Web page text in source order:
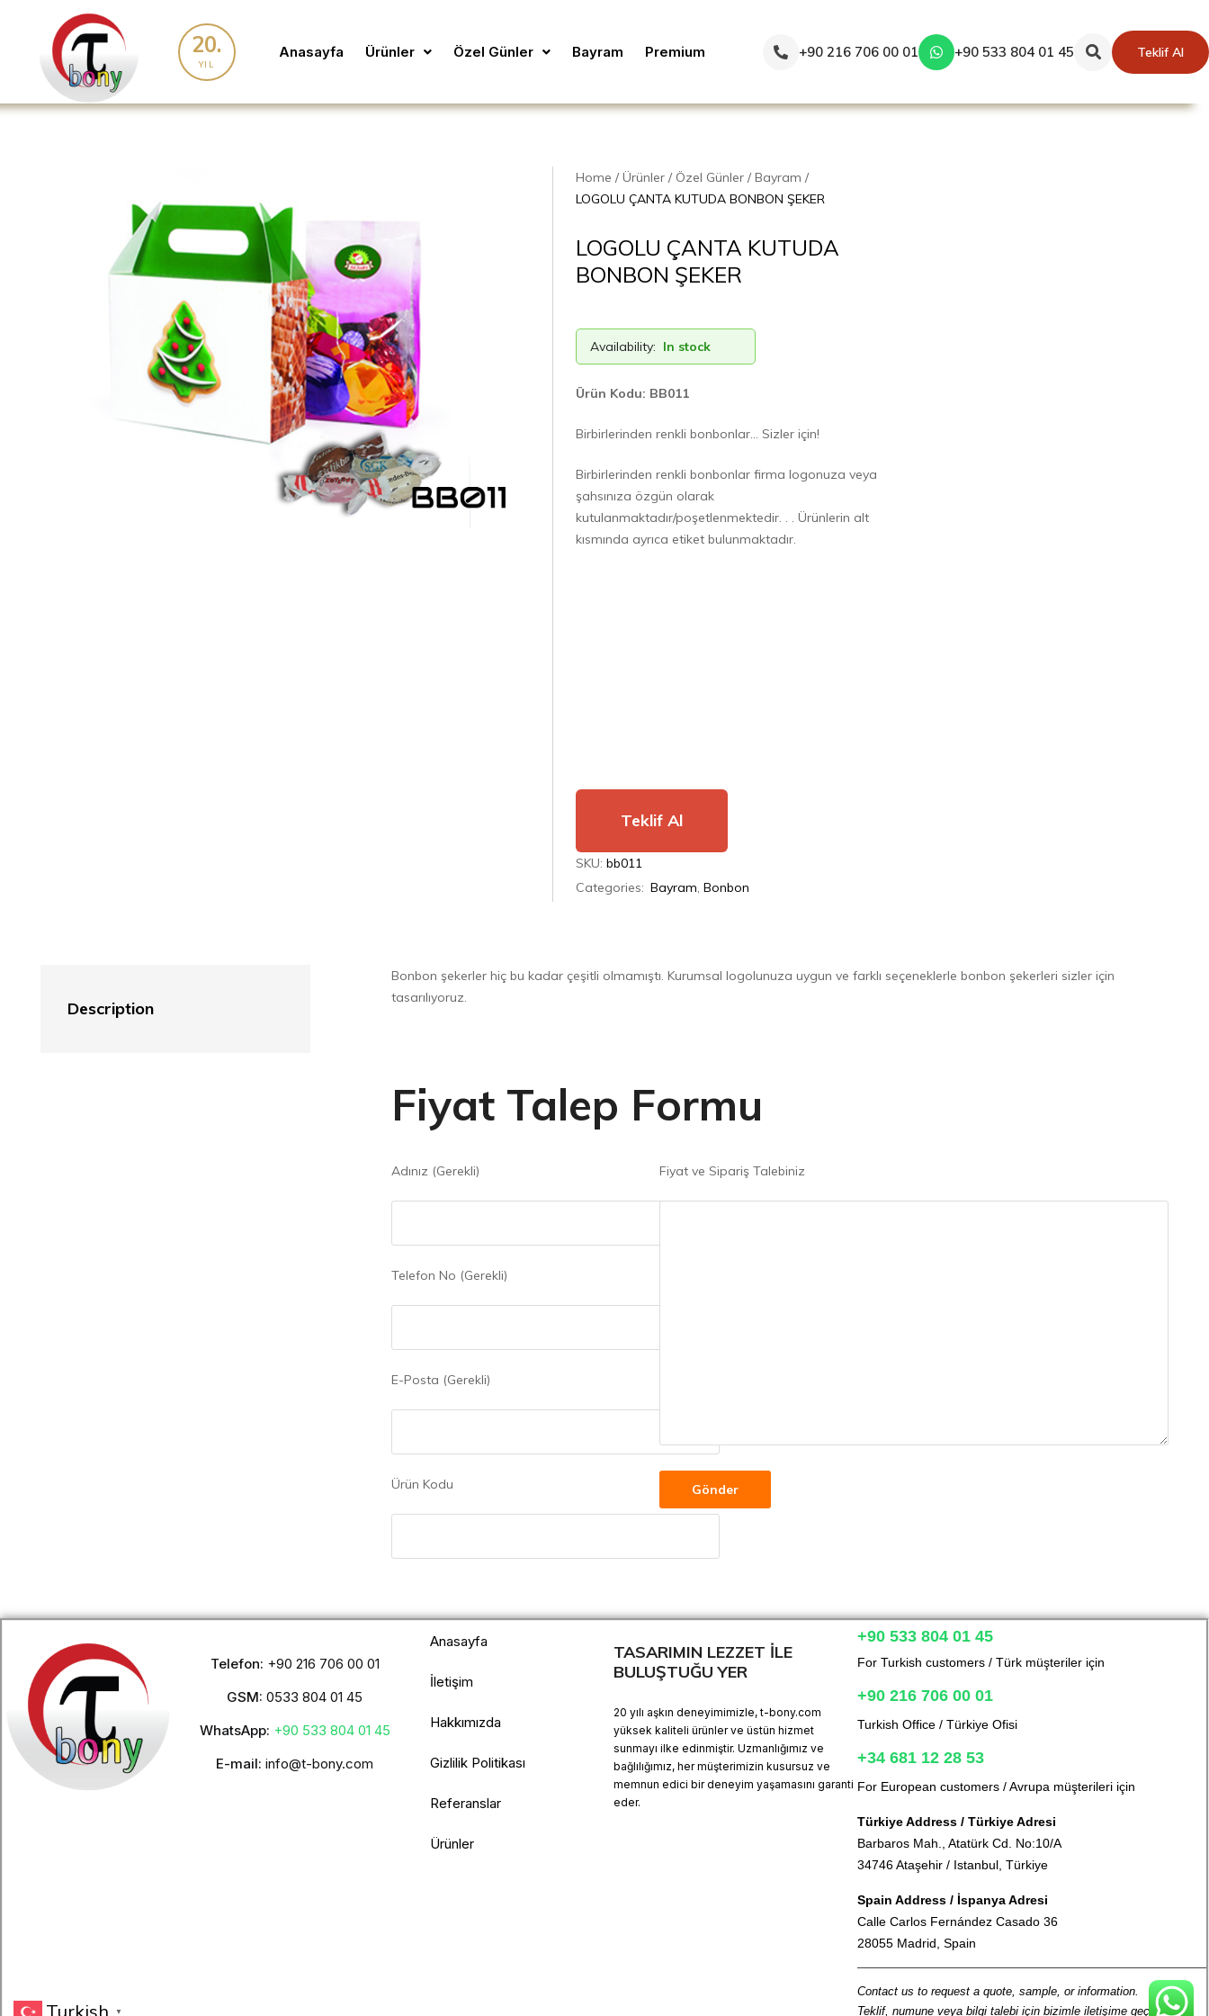
20.
YIL
Anasayfa Ürünler Özel Günler Bayram Premium +90 216 706 00 01 +90 533 804 01 45 Teklif Al
Home Ürünler Özel Günler
Bayram
LOGOLU ÇANTA KUTUDA BONBON ŞEKER
LOGOLU ÇANTA KUTUDA
BONBON ŞEKER
Availability: In stock
Ürün Kodu: BB011
Birbirlerinden renkli bonbonlar… Sizler için!
Birbirlerinden renkli bonbonlar firma logonuza veya
şahsınıza özgün olarak
kutulanmaktadır/poşetlenmektedir. . . Ürünlerin alt
kısmında ayrıca etiket bulunmaktadır.
Teklif Al
SKU:bb011
Categories: Bayram,Bonbon
Description
Bonbon şekerler hiç bu kadar çeşitli olmamıştı. Kurumsal logolunuza uygun ve farklı seçeneklerle bonbon şekerleri sizler için
tasarılıyoruz.
Fiyat Talep Formu
Adınız (Gerekli)
Telefon No (Gerekli)
E-Posta (Gerekli)
Ürün Kodu
Fiyat ve Sipariş Talebiniz
Telefon: +90 216 706 00 01
GSM: 0533 804 01 45
WhatsApp: +90 533 804 01 45
E-mail: info@t-bony.com
Anasayfa
İletişim
Hakkımızda
Gizlilik Politikası
Referanslar
Ürünler
TASARIMIN LEZZET İLE
BULUŞTUĞU YER
20 yılı aşkın deneyimimizle, t-bony.com
yüksek kaliteli ürünler ve üstün hizmet
sunmayı ilke edinmiştir. Uzmanlığımız ve
bağlılığımız, her müşterimizin kusursuz ve
memnun edici bir deneyim yaşamasını garanti
eder.
+90 533 804 01 45
For Turkish customers / Türk müşteriler için
+90 216 706 00 01
Turkish Office / Türkiye Ofisi
+34 681 12 28 53
For European customers / Avrupa müşterileri için
Türkiye Address / Türkiye Adresi
Barbaros Mah., Atatürk Cd. No:10/A
34746 Ataşehir / Istanbul, Türkiye
Spain Address / İspanya Adresi
Calle Carlos Fernández Casado 36
28055 Madrid, Spain
Contact us to request a quote, sample, or information.
Teklif, numune veya bilgi talebi için bizimle iletişime geçin.
Turkish ▼